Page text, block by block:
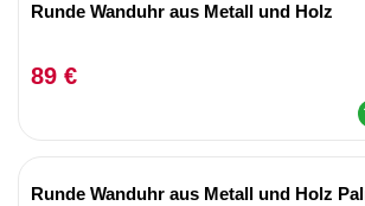
Runde Wanduhr aus Metall und Holz
89 €
Runde Wanduhr aus Metall und Holz